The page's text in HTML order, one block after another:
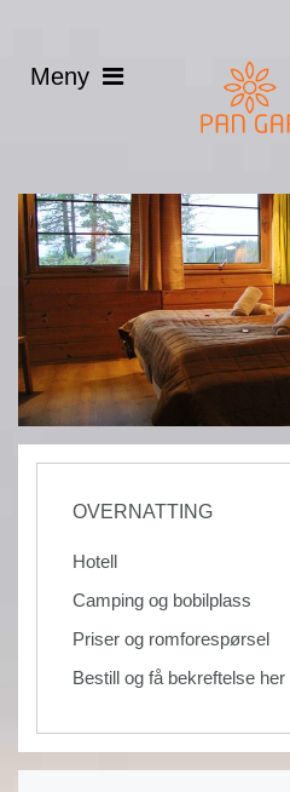
OVERNATTING
Hotell
Camping og bobilplass
Priser og romforespørsel
Bestill og få bekreftelse her